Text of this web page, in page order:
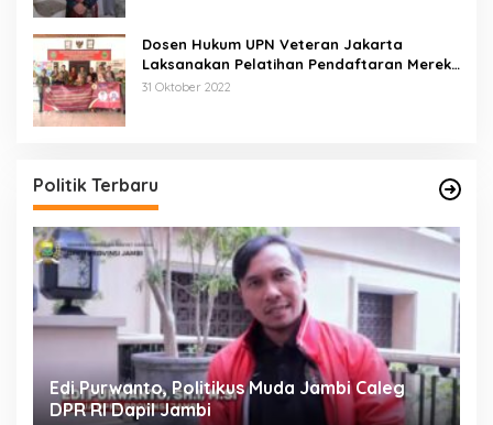
Dosen Hukum UPN Veteran Jakarta
Laksanakan Pelatihan Pendaftaran Merek
di Desa Jatisura Kabupaten Indramayu
31 Oktober 2022
Politik Terbaru
Edi Purwanto, Politikus Muda Jambi Caleg
DPR RI Dapil Jambi